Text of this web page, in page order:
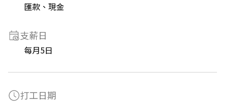
匯款、現金
支薪日
每月5日
打工日期